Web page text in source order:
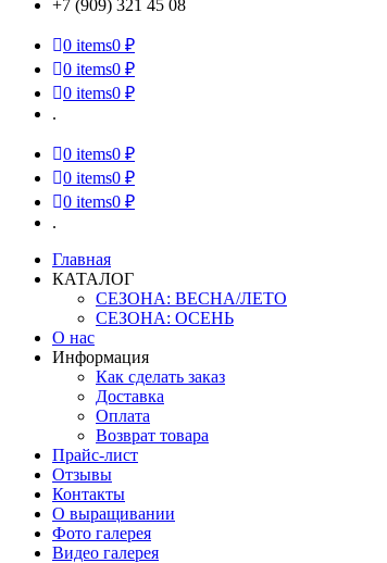
+7 (909) 321 45 08
0 items0 ₽
0 items0 ₽
0 items0 ₽
.
0 items0 ₽
0 items0 ₽
0 items0 ₽
.
Главная
КАТАЛОГ
СЕЗОНА: ВЕСНА/ЛЕТО
СЕЗОНА: ОСЕНЬ
О нас
Информация
Как сделать заказ
Доставка
Оплата
Возврат товара
Прайс-лист
Отзывы
Контакты
О выращивании
Фото галерея
Видео галерея